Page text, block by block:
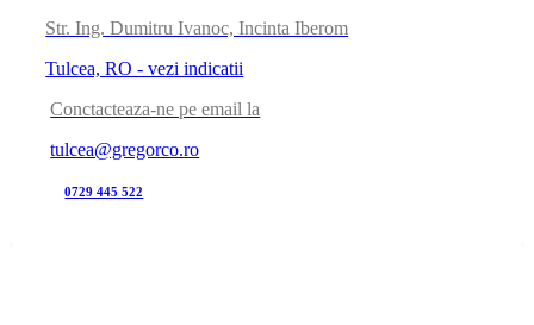
Str. Ing. Dumitru Ivanoc, Incinta Iberom
Tulcea, RO - vezi indicatii
Conctacteaza-ne pe email la
tulcea@gregorco.ro
0729 445 522